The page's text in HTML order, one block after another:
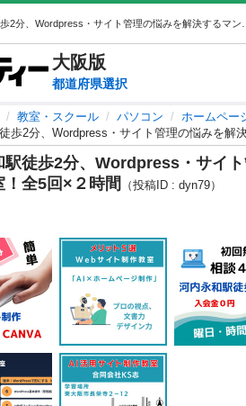
大阪版
都道府県選択
教室・スクール パソコン ホームペー
歩2分、Wordpress・サイト管理の悩みを解
駅徒歩2分、Wordpress・サイ
！全5回×２時間
（投稿ID : dyn79）